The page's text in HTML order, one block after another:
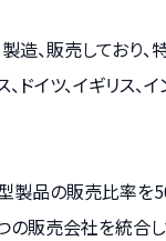
、販売しており、
イツ、イギリス、
製品の販売比率を
の販売会社を統合